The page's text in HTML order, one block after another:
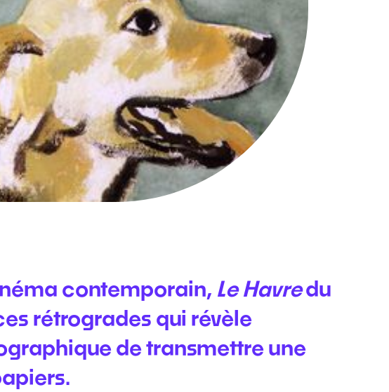
contemporain, Le Havredu
rétrogrades qui révèle
de transmettre une